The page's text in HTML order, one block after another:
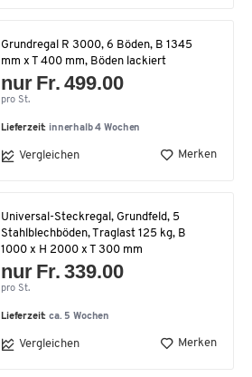
Grundregal R 3000, 6 Böden, B 1345
mm x T 400 mm, Böden lackiert
nur Fr. 499.00
pro St.
Lieferzeit: innerhalb 4 Wochen
Vergleichen Merken
Universal-Steckregal, Grundfeld, 5
Stahlblechböden, Traglast 125 kg, B
1000 x H 2000 x T 300 mm
nur Fr. 339.00
pro St.
Lieferzeit:ca. 5 Wochen
Vergleichen Merken